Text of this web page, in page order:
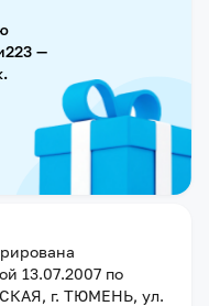
—
13.07.2007 по
г. ТЮМЕНЬ, ул.